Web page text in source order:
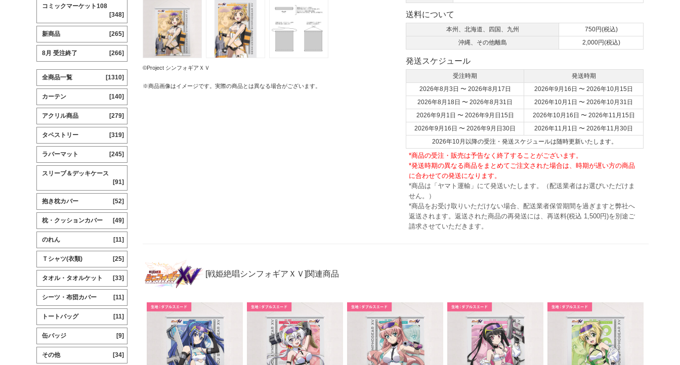
©Project シンフォギアＸＶ
※商品画像はイメージです。実際の商品とは異なる場合がございます。
送料について
本州、北海道、四国、九州
750円(税込)
沖縄、その他離島
2,000円(税込)
発送スケジュール
受注時期
発送時期
2026年8月3日 〜 2026年8月17日
2026年9月16日 〜 2026年10月15日
2026年8月18日 〜 2026年8月31日
2026年10月1日 〜 2026年10月31日
2026年9月1日 〜 2026年9月日15日
2026年10月16日 〜 2026年11月15日
2026年9月16日 〜 2026年9月日30日
2026年11月1日 〜 2026年11月30日
2026年10月以降の受注・発送スケジュールは随時更新いたします。
*商品の受注・販売は予告なく終了することがございます。
*発送時期の異なる商品をまとめてご注文された場合は、時期が遅い方の商品
に合わせての発送になります。
*商品は「ヤマト運輸」にて発送いたします。（配送業者はお選びいただけま
せん。）
*商品をお受け取りいただけない場合、配送業者保管期間を過ぎますと弊社へ
返送されます。返送された商品の再発送には、再送料(税込 1,500円)を別途ご
請求させていただきます。
[戦姫絶唱シンフォギアＸＶ]関連商品
コミックマーケット108
[348]
新商品 [265]
8月 受注終了 [266]
全商品一覧 [1310]
カーテン [140]
アクリル商品 [279]
タペストリー [319]
ラバーマット [245]
スリーブ＆デッキケース
[91]
抱き枕カバー [52]
枕・クッションカバー [49]
のれん [11]
Ｔシャツ(衣類) [25]
タオル・タオルケット [33]
シーツ・布団カバー [11]
トートバッグ [11]
缶バッジ [9]
その他 [34]